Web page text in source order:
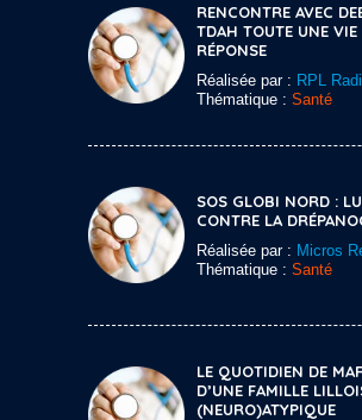
RENCONTRE AVEC
TDAH TOUTE UNE VIE
RÉPONSE
Réalisée par : RPL
Thématique : Santé
SOS GLOBI NORD :
CONTRE LA
Réalisée par : Micros
Thématique : Santé
LE QUOTIDIEN DE
D’UNE FAMILLE
(NEURO)ATYPIQUE